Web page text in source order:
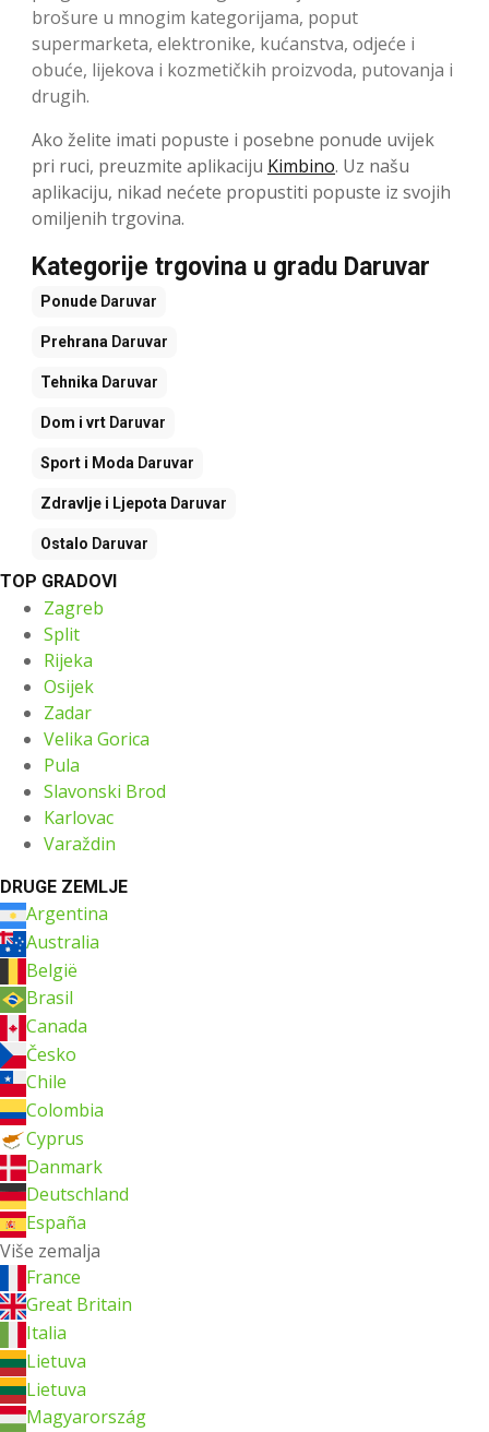
brošure u mnogim kategorijama, poput
supermarketa, elektronike, kućanstva, odjeće i
obuće, lijekova i kozmetičkih proizvoda, putovanja i
drugih.
Ako želite imati popuste i posebne ponude uvijek
pri ruci, preuzmite aplikaciju Kimbino. Uz našu
aplikaciju, nikad nećete propustiti popuste iz svojih
omiljenih trgovina.
Kategorije trgovina u gradu Daruvar
Ponude Daruvar
Prehrana Daruvar
Tehnika Daruvar
Dom i vrt Daruvar
Sport i Moda Daruvar
Zdravlje i Ljepota Daruvar
Ostalo Daruvar
TOP GRADOVI
Zagreb
Split
Rijeka
Osijek
Zadar
Velika Gorica
Pula
Slavonski Brod
Karlovac
Varaždin
DRUGE ZEMLJE
Argentina
Australia
België
Brasil
Canada
Česko
Chile
Colombia
Cyprus
Danmark
Deutschland
España
Više zemalja
France
Great Britain
Italia
Lietuva
Lietuva
Magyarország